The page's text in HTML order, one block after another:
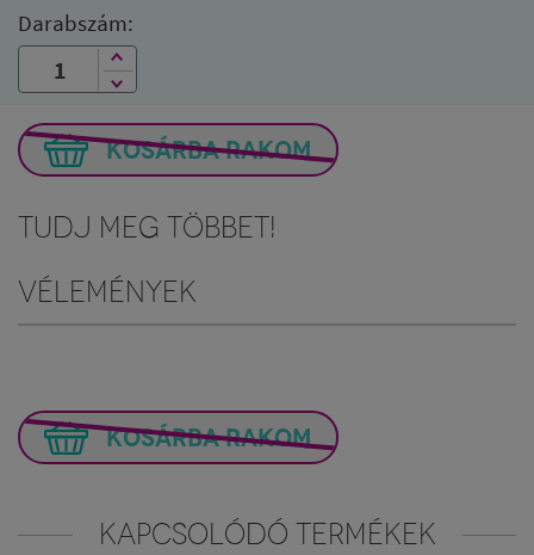
Darabszám:
KOSÁRBA RAKOM
Tudj meg többet!
Vélemények
KOSÁRBA RAKOM
KAPCSOLÓDÓ TERMÉKEK